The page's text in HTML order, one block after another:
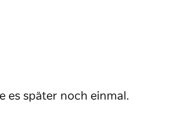
es später noch einmal.